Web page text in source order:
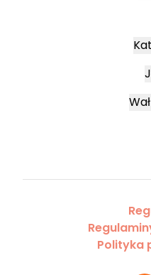
Polityka